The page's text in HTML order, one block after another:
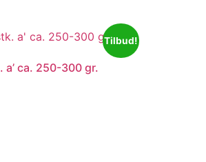
Tilbud!
a’ ca. 250-300 gr.